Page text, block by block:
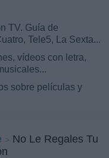
TV. Guía de
Tele5, La Sexta...
vídeos con letra,
sobre películas y
No Le Regales Tu